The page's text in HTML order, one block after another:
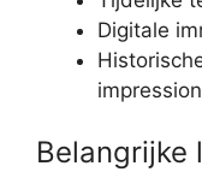
Digitale
Belangrijke